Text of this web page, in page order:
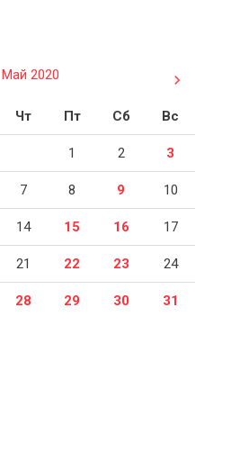
Май 2020
Чт Пт Сб Вс
1 2 3
7 8 9 10
14 15 16 17
21 22 23 24
28 29 30 31